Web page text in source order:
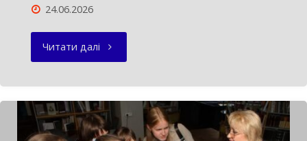
24.06.2026
Читати далі "НОВИЙ
ПАРТНЕРСТВА"